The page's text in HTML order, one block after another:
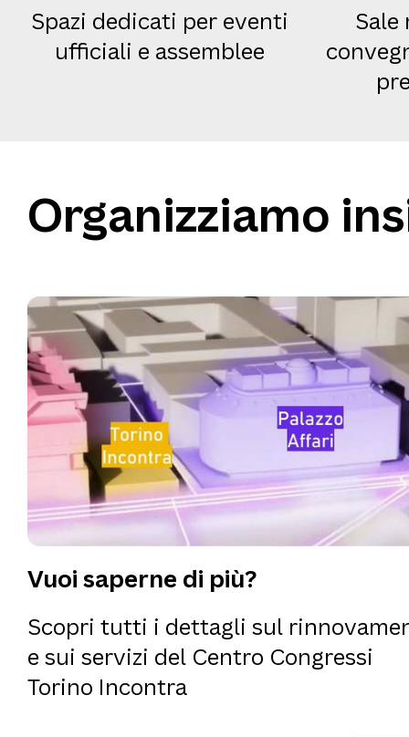
Spazi dedicati per eventi
ufficiali e assemblee
Organizziamo
Vuoi saperne di più?
Scopri tutti i dettagli sul
e sui servizi del Centro Congressi
Torino Incontra